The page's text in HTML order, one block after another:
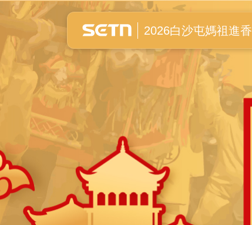
白沙屯媽祖進香全紀錄
2026白沙屯媽祖進香